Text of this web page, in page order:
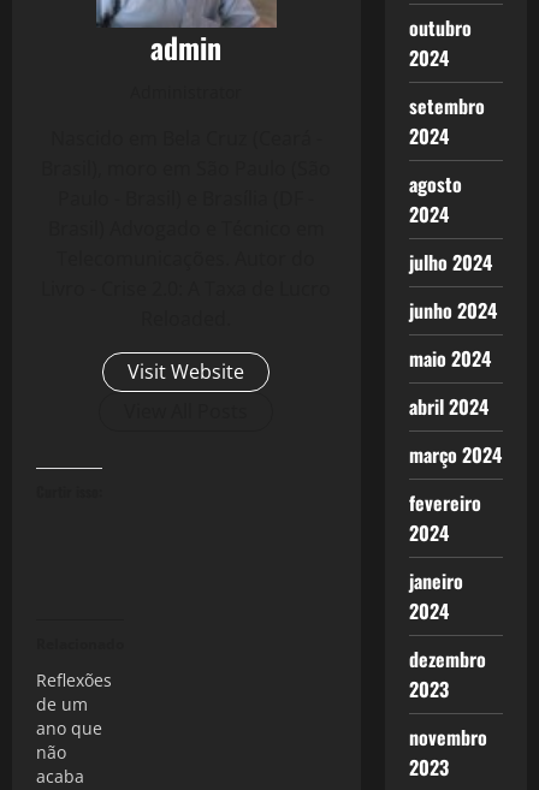
admin
Visit Website
Reflexões
de um
ano que
não
acaba
outubro
2024
setembro
2024
agosto
2024
julho 2024
junho 2024
maio 2024
abril 2024
março 2024
fevereiro
2024
janeiro
2024
dezembro
2023
novembro
2023